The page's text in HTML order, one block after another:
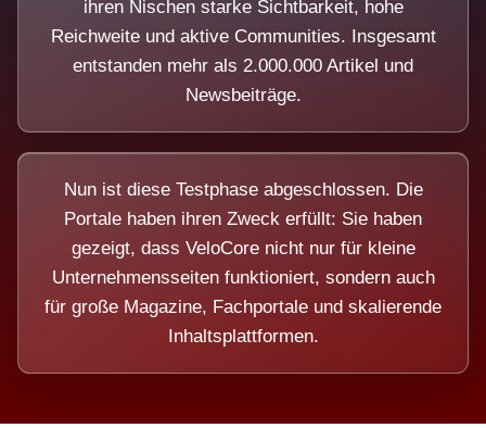
ihren Nischen starke Sichtbarkeit, hohe
Reichweite und aktive Communities. Insgesamt
entstanden mehr als 2.000.000 Artikel und
Newsbeiträge.
Nun ist diese Testphase abgeschlossen. Die
Portale haben ihren Zweck erfüllt: Sie haben
gezeigt, dass VeloCore nicht nur für kleine
Unternehmensseiten funktioniert, sondern auch
für große Magazine, Fachportale und skalierende
Inhaltsplattformen.